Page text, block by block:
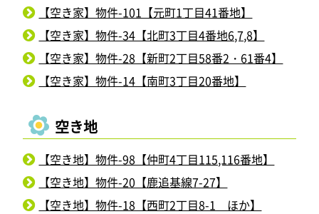
【空き家】物件-101【元町1丁目41番地】
【空き家】物件-34【北町3丁目4番地6,7,8】
【空き家】物件-28【新町2丁目58番2・61番4】
【空き家】物件-14【南町3丁目20番地】
空き地
【空き地】物件-98【仲町4丁目115,116番地】
【空き地】物件-20【鹿追基線7-27】
【空き地】物件-18【西町2丁目8-1 ほか】